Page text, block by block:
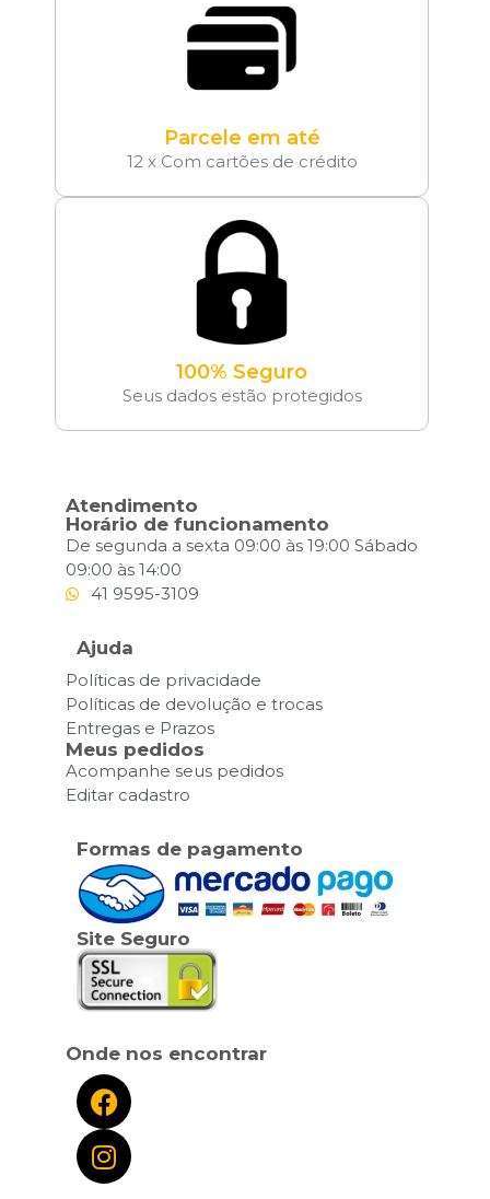
Parcele em até
12 x Com cartões de crédito
100% Seguro
Seus dados estão protegidos
Atendimento
Horário de funcionamento
De segunda a sexta 09:00 às 19:00 Sábado
09:00 às 14:00
41 9595-3109
Ajuda
Políticas de privacidade
Políticas de devolução e trocas
Entregas e Prazos
Meus pedidos
Acompanhe seus pedidos
Editar cadastro
Formas de pagamento
Site Seguro
Onde nos encontrar